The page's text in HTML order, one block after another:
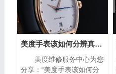
美度手表该如何分辨真假？（手表的分辨方法）
美度维修服务中心为您
分享：“美度手表该如何分